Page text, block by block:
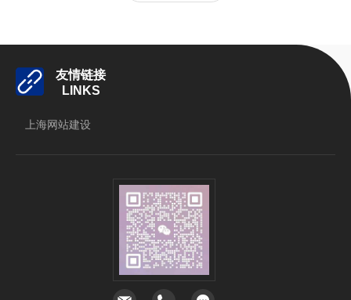
友情链接
LINKS
上海网站建设